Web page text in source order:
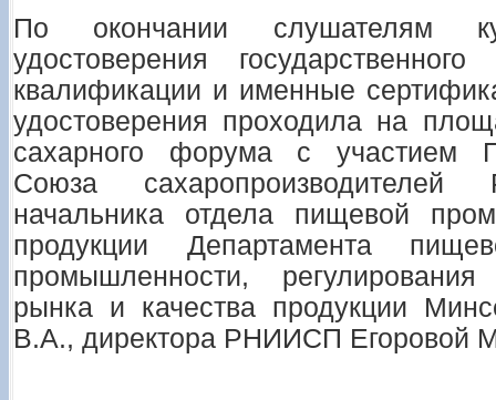
По окончании слушателям
удостоверения
квалификации и именные
удостоверения проходила на
сахарного форума с участием
Союза
начальника отдела пищевой
продукции Департамента
промышленности, регулирования
рынка и качества продукции
В.А., директора РНИИСП Егоровой